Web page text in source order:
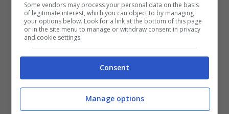
Le due metriche fondamentali dell’algoritmo di YouTube –
Some vendors may process your personal data on the basis
of legitimate interest, which you can object to by managing
your options below. Look for a link at the bottom of this page
or in the site menu to manage or withdraw consent in privacy
and cookie settings.
Consent
Manage options